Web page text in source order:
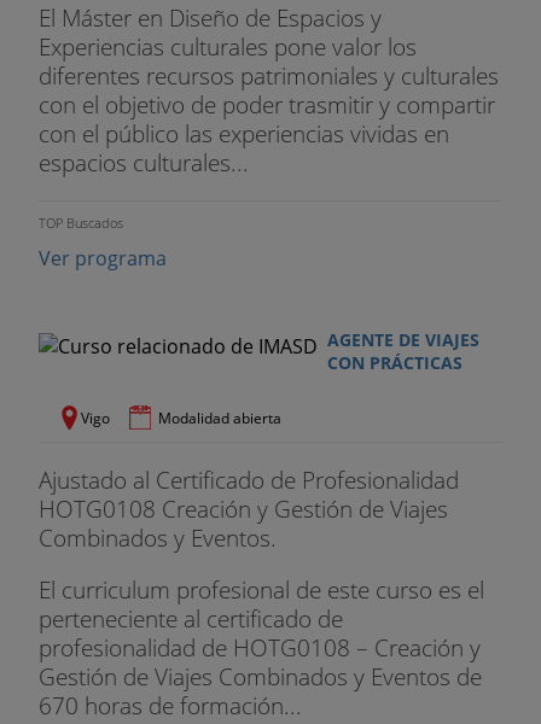
El Máster en Diseño de Espacios y
Experiencias culturales pone valor los
diferentes recursos patrimoniales y culturales
con el objetivo de poder trasmitir y compartir
con el público las experiencias vividas en
espacios culturales...
TOP Buscados
Ver programa
AGENTE DE VIAJES
CON PRÁCTICAS
Vigo Modalidad abierta
Ajustado al Certificado de Profesionalidad
HOTG0108 Creación y Gestión de Viajes
Combinados y Eventos.
El curriculum profesional de este curso es el
perteneciente al certificado de
profesionalidad de HOTG0108 – Creación y
Gestión de Viajes Combinados y Eventos de
670 horas de formación...